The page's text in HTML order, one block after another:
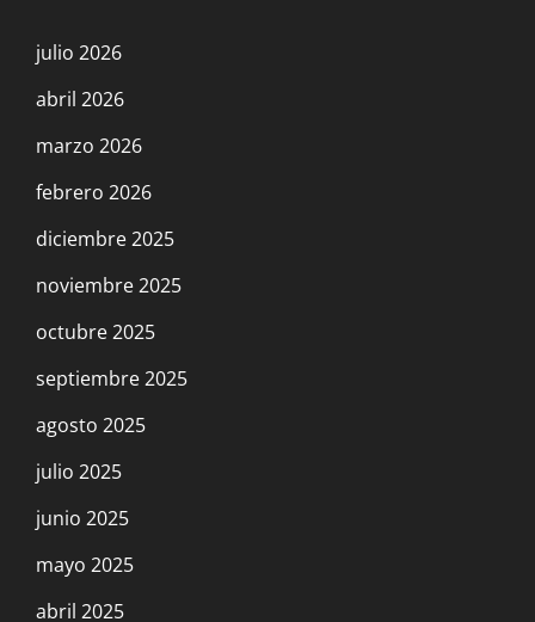
julio 2026
abril 2026
marzo 2026
febrero 2026
diciembre 2025
noviembre 2025
octubre 2025
septiembre 2025
agosto 2025
julio 2025
junio 2025
mayo 2025
abril 2025